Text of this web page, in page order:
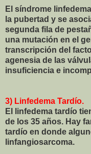
El síndrome
la pubertad y se
segunda fila de
una mutación en el
transcripción del
agenesia de las
insuficiencia e
3) Linfedema Tardío.
El linfedema tardío
de los 35 años. Hay
tardío en donde
linfangiosarcoma.